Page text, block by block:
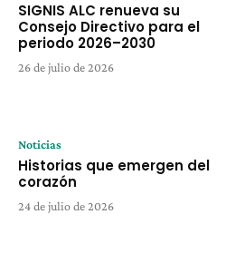
SIGNIS ALC renueva su
Consejo Directivo para el
periodo 2026–2030
26 de julio de 2026
Noticias
Historias que emergen del
corazón
24 de julio de 2026